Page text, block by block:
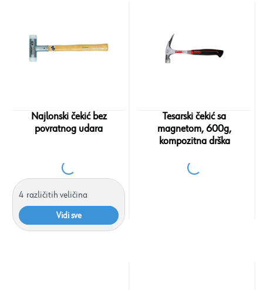
Najlonski čekić bez
povratnog udara
4 različitih veličina
Vidi sve
Tesarski čekić sa
magnetom, 600g,
kompozitna drška